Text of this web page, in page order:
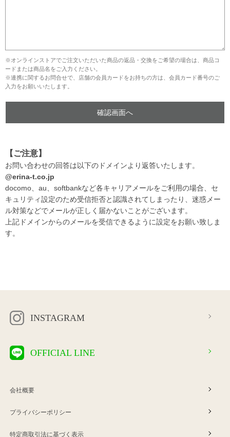
※オンラインストアでご注文いただいた商品の返品・交換をご希望の場合は、商品コ
ードまたは商品名をご入力ください。
※連携に関するお問合せで、店舗の会員カードをお持ちの方は、会員カード番号のご
入力をお願いいたします。
【ご注意】
お問い合わせの回答は以下のドメインより返答いたします。
@erina-t.co.jp
docomo、au、softbankなど各キャリアメールをご利用の場合、セ
キュリティ設定のため受信拒否と認識されてしまったり、迷惑メー
ル対策などでメールが正しく届かないことがございます。
上記ドメインからのメールを受信できるように設定をお願い致しま
す。
INSTAGRAM
OFFICIAL LINE
会社概要
プライバシーポリシー
特定商取引法に基づく表示